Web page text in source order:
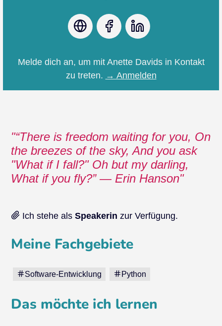
WebseiteFacebook
Melde dich an, um mit Anette Davids in Kontakt
zu treten. → Anmelden
“There is freedom waiting for you, On
the breezes of the sky, And you ask
"What if I fall?" Oh but my darling,
What if you fly?” ― Erin Hanson
Ich stehe alsSpeakerin zur Verfügung.
Meine Fachgebiete
Software-Entwicklung Python
Das möchte ich lernen